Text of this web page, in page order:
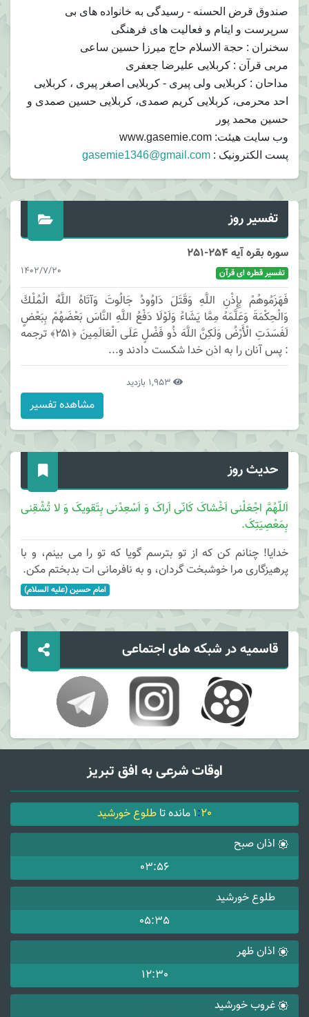
صندوق قرض الحسنه - رسیدگی به خانواده های بی
سرپرست و ایتام و فعالیت های فرهنگی
سخنران : حجة الاسلام حاج میرزا حسین ساعی
مربی قرآن : کربلایی علیرضا جعفری
مداحان : کربلایی ولی پیری - کربلایی اصغر پیری ، کربلایی
احد محرمی، کربلایی کریم صمدی، کربلایی حسین صمدی و
حسین محمد پور
وب سایت هیئت: www.gasemie.com
پست الکترونیک : gasemie1346@gmail.com
تفسیر روز
سوره بقره آیه 254-251
1402/7/20 تفسیر قطره ای قرآن
فَهَزَمُوهُمْ بِإِذْنِ اللَّهِ وَقَتَلَ دَاوُودُ جَالُوتَ وَآتَاهُ اللَّهُ الْمُلْكَ
وَالْحِكْمَةَ وَعَلَّمَهُ مِمَّا يَشَاءُ وَلَوْلَا دَفْعُ اللَّهِ النَّاسَ بَعْضَهُمْ بِبَعْضٍ
لَفَسَدَتِ الْأَرْضُ وَلَكِنَّ اللَّهَ ذُو فَضْلٍ عَلَى الْعَالَمِينَ ﴿۲۵۱﴾ ترجمه
: پس آنان را به اذن خدا شكست دادند و...
مشاهده تفسیر
حدیث روز
اَللّهُمَّ اجْعَلْنی اَخْشاکَ کَانّی اَراکَ وَ اَسْعِدْنی بِتَقویکَ وَ لا تُشْقِنی
بِمَعْصِیَتِکَ.
خدایا! چنانم کن که از تو بترسم گویا که تو را می بینم، و با
پرهیزگاری مرا خوشبخت گردان، و به نافرمانی ات بدبختم مکن.
امام حسین (علیه السلام)
قاسمیه در شبکه های اجتماعی
اوقات شرعی به افق تبریز
1:20 مانده تا طلوع خورشید
اذان صبح
03:56
طلوع خورشید
05:35
اذان ظهر
12:30
غروب خورشید